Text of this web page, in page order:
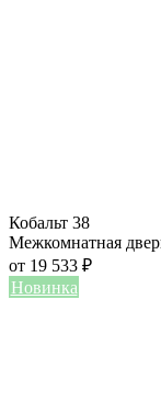
Кобальт 38
Межкомнатная
от 19 533 ₽
Новинка